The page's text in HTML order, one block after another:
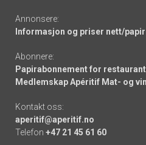
Annonsere:
Informasjon og priser nett/papir
Abonnere:
Papirabonnement for
Medlemskap Apéritif Mat- og
Kontakt oss:
aperitif@aperitif.no
Telefon +47 21 45 61 60